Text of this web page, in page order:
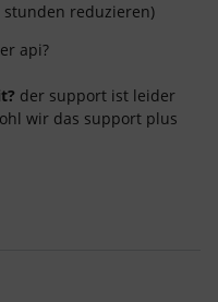
reduzieren)
api?
der support ist leider
wir das support plus